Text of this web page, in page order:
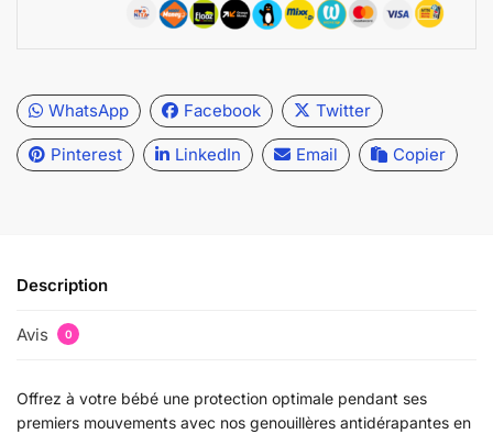
WhatsApp Facebook Twitter
Pinterest LinkedIn Email Copier
Description
Avis 0
Offrez à votre bébé une protection optimale pendant ses
premiers mouvements avec nos genouillères antidérapantes en